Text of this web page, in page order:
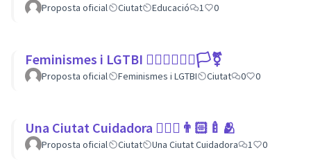
Proposta oficial Ciutat Educació 1 0
Feminismes i LGTBI 💁🏽‍♀👩‍❤️‍👩🏳️‍⚧️
Proposta oficial Feminismes i LGTBI Ciutat 0 0
Una Ciutat Cuidadora 💆🏾‍♀️👨🏻‍🍼🫂
Proposta oficial Ciutat Una Ciutat Cuidadora 1 0